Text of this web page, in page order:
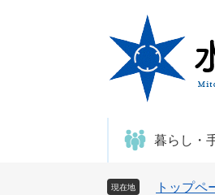
暮らし・
現在地 トップペ